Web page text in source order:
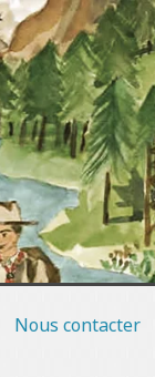
Nous contacter